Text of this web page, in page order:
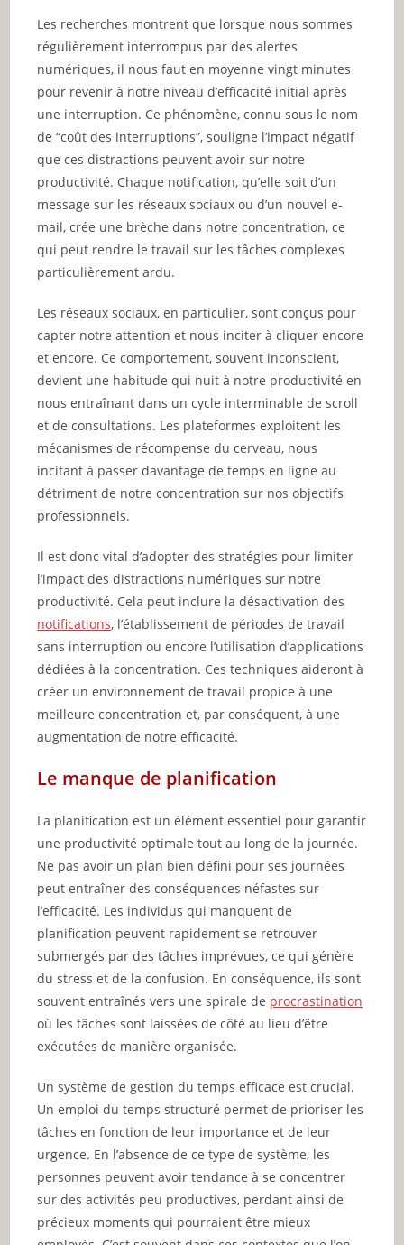
Les recherches montrent que lorsque nous sommes
régulièrement interrompus par des alertes
numériques, il nous faut en moyenne vingt minutes
pour revenir à notre niveau d’efficacité initial après
une interruption. Ce phénomène, connu sous le nom
de “coût des interruptions”, souligne l’impact négatif
que ces distractions peuvent avoir sur notre
productivité. Chaque notification, qu’elle soit d’un
message sur les réseaux sociaux ou d’un nouvel e-
mail, crée une brèche dans notre concentration, ce
qui peut rendre le travail sur les tâches complexes
particulièrement ardu.
Les réseaux sociaux, en particulier, sont conçus pour
capter notre attention et nous inciter à cliquer encore
et encore. Ce comportement, souvent inconscient,
devient une habitude qui nuit à notre productivité en
nous entraînant dans un cycle interminable de scroll
et de consultations. Les plateformes exploitent les
mécanismes de récompense du cerveau, nous
incitant à passer davantage de temps en ligne au
détriment de notre concentration sur nos objectifs
professionnels.
Il est donc vital d’adopter des stratégies pour limiter
l’impact des distractions numériques sur notre
productivité. Cela peut inclure la désactivation des
notifications, l’établissement de périodes de travail
sans interruption ou encore l’utilisation d’applications
dédiées à la concentration. Ces techniques aideront à
créer un environnement de travail propice à une
meilleure concentration et, par conséquent, à une
augmentation de notre efficacité.
Le manque de planification
La planification est un élément essentiel pour garantir
une productivité optimale tout au long de la journée.
Ne pas avoir un plan bien défini pour ses journées
peut entraîner des conséquences néfastes sur
l’efficacité. Les individus qui manquent de
planification peuvent rapidement se retrouver
submergés par des tâches imprévues, ce qui génère
du stress et de la confusion. En conséquence, ils sont
souvent entraînés vers une spirale de procrastination
où les tâches sont laissées de côté au lieu d’être
exécutées de manière organisée.
Un système de gestion du temps efficace est crucial.
Un emploi du temps structuré permet de prioriser les
tâches en fonction de leur importance et de leur
urgence. En l’absence de ce type de système, les
personnes peuvent avoir tendance à se concentrer
sur des activités peu productives, perdant ainsi de
précieux moments qui pourraient être mieux